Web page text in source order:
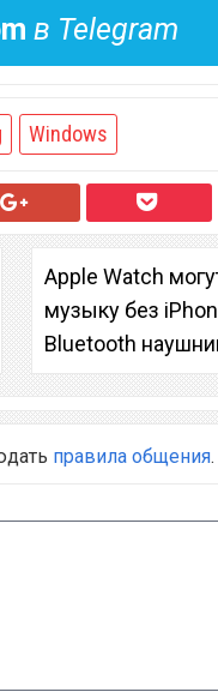
в Telegram
Windows
Apple Watch
музыку без
Bluetooth
правила общения.